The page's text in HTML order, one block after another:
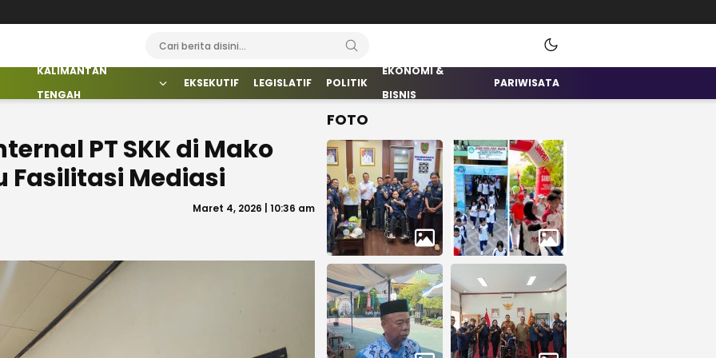
KALIMANTAN
TENGAH
EKSEKUTIF LEGISLATIF POLITIK
EKONOMI &
BISNIS
PARIWISATA
PT SKK di Mako
Fasilitasi Mediasi
Maret 4, 2026 | 10:36 am
FOTO